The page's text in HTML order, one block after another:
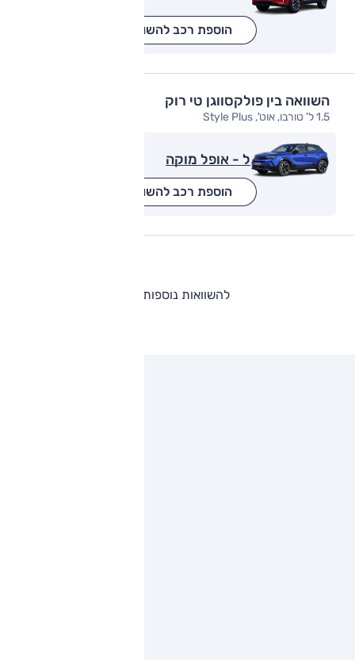
הוספת רכב להשוואה
השוואה בין פולקסווגן טי רוק
1.5 ל' טורבו, אוט', Style Plus
ל - אופל מוקה
הוספת רכב להשוואה
להשוואות נוספות